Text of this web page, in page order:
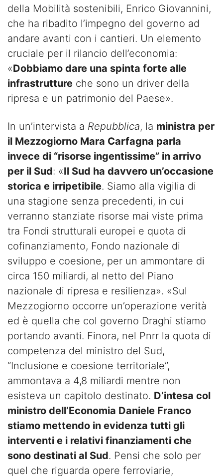
della Mobilità sostenibili, Enrico Giovannini,
che ha ribadito l’impegno del governo ad
andare avanti con i cantieri. Un elemento
cruciale per il rilancio dell’economia:
«Dobbiamo dare una spinta forte alle
infrastrutture che sono un driver della
ripresa e un patrimonio del Paese».
In un’intervista a Repubblica, la ministra per
il Mezzogiorno Mara Carfagna parla
invece di “risorse ingentissime” in arrivo
per il Sud: «Il Sud ha davvero un’occasione
storica e irripetibile. Siamo alla vigilia di
una stagione senza precedenti, in cui
verranno stanziate risorse mai viste prima
tra Fondi strutturali europei e quota di
cofinanziamento, Fondo nazionale di
sviluppo e coesione, per un ammontare di
circa 150 miliardi, al netto del Piano
nazionale di ripresa e resilienza». «Sul
Mezzogiorno occorre un’operazione verità
ed è quella che col governo Draghi stiamo
portando avanti. Finora, nel Pnrr la quota di
competenza del ministro del Sud,
“Inclusione e coesione territoriale”,
ammontava a 4,8 miliardi mentre non
esisteva un capitolo destinato. D’intesa col
ministro dell’Economia Daniele Franco
stiamo mettendo in evidenza tutti gli
interventi e i relativi finanziamenti che
sono destinati al Sud. Pensi che solo per
quel che riguarda opere ferroviarie,